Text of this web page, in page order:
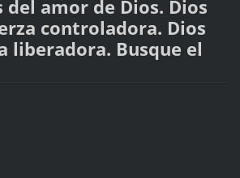
amor de Dios. Dios
controladora. Dios
liberadora. Busque el